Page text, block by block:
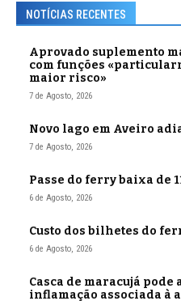
NOTÍCIAS RECENTES
Aprovado suplemento
com funções
maior risco»
7 de Agosto, 2026
Novo lago em Aveiro
7 de Agosto, 2026
Passe do ferry baixa de
6 de Agosto, 2026
Custo dos bilhetes do
6 de Agosto, 2026
Casca de maracujá pode
inflamação associada à